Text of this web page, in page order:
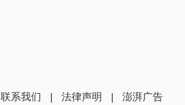
联系我们 | 法律声明 | 澎湃广告